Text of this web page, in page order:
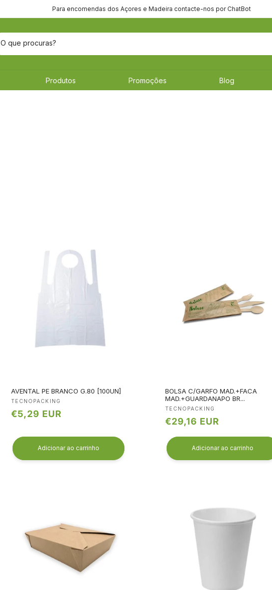
Para encomendas dos Açores e Madeira contacte-nos por ChatBot
O que procuras?
Produtos Promoções Blog
AVENTAL PE BRANCO G.80 [100UN]
Fornecedor:
TECNOPACKING
Preço
€5,29 EUR
Adicionar ao carrinho
BOLSA C/GARFO MAD.+FACA
MAD.+GUARDANAPO BR...
Fornecedor:
TECNOPACKING
Preço
normal
€29,16 EUR
Adicionar ao carrinho